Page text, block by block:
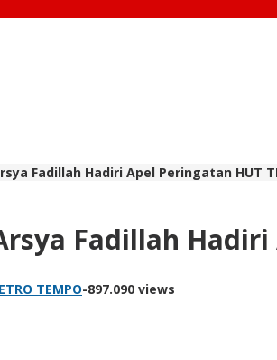
Fadillah Hadiri Apel Peringatan HUT
Fadillah
TEMPO-897.090 views